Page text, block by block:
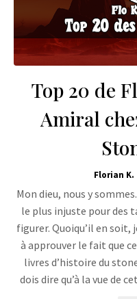
Top 20 de
Amiral
Florian K.
Mon dieu, nous y
le plus injuste pour des
figurer. Quoiqu’il en soit,
à approuver le fait que
livres d’histoire du
dois dire qu’à la vue de